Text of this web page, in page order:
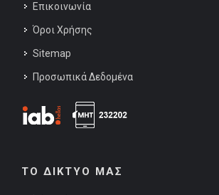
Επικοινωνία
Όροι Χρήσης
Sitemap
Προσωπικά Δεδομένα
ΤΟ ΔΙΚΤΥΟ ΜΑΣ